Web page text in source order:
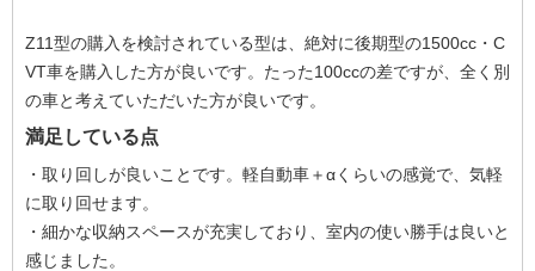
Z11型の購入を検討されている型は、絶対に後期型の1500cc・C
VT車を購入した方が良いです。たった100ccの差ですが、全く別
の車と考えていただいた方が良いです。
満足している点
・取り回しが良いことです。軽自動車＋αくらいの感覚で、気軽
に取り回せます。
・細かな収納スペースが充実しており、室内の使い勝手は良いと
感じました。